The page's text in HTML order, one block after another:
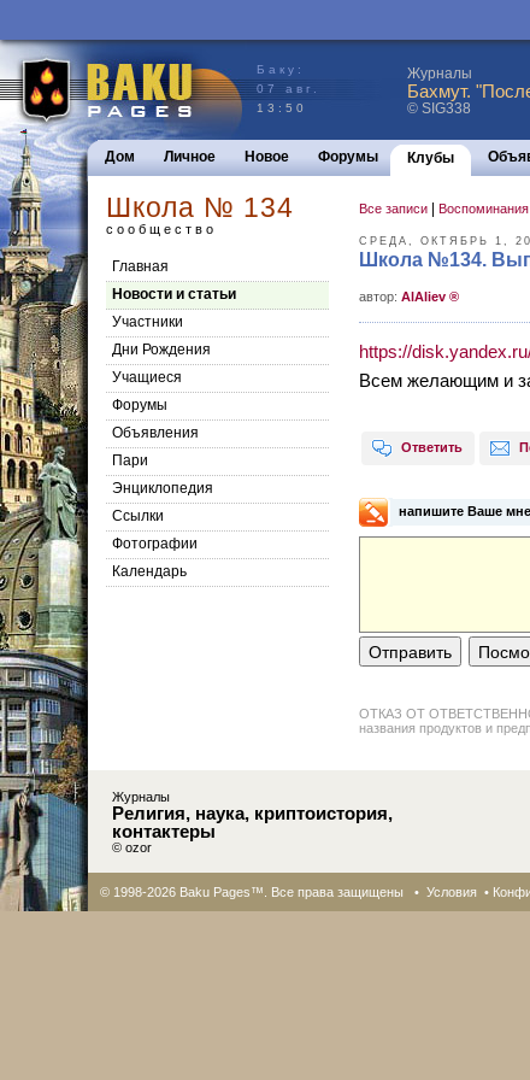
Баку:
07 авг.
13:50
Журналы
Бахмут.
© SIG338
Дом Личное Новое Форумы Клубы
Школа № 134
сообщество
Главная
Новости и статьи
Участники
Дни Рождения
Учащиеся
Форумы
Объявления
Пари
Энциклопедия
Cсылки
Фотографии
Календарь
Все записи Воспоминания
СРЕДА, ОКТЯБРЬ 1,
Школа №134.
aвтор: AlAliev ®
https://
Всем желающим и
Ответить
напишите Ваше
ОТКАЗ ОТ
названия продуктов и
Журналы
Религия, наука, криптоистория,
контактеры
© ozor
© 1998-2026 Baku Pages™. Все права защищены • Условия •